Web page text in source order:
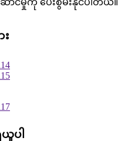
င်မှုကို ပေးစွမ်းနိုင်ပါတယ်။
ပါ